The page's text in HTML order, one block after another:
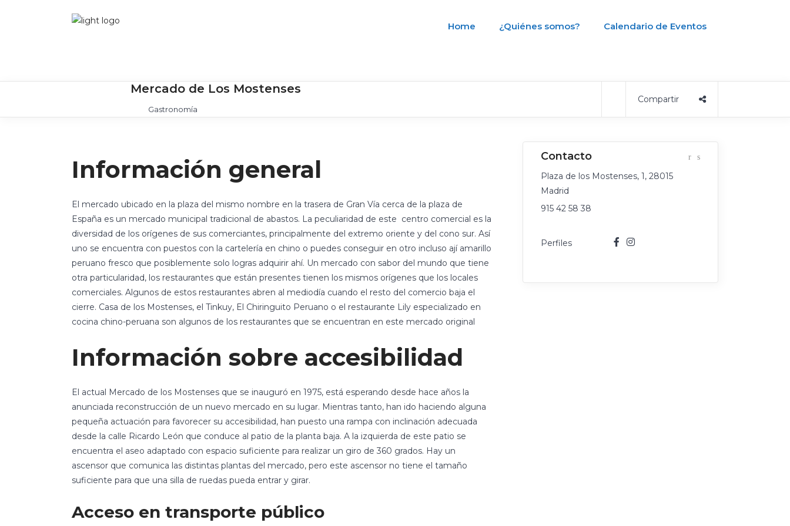
Home ¿Quiénes somos? Calendario de Eventos
Mercado de Los Mostenses
Gastronomía
Información general
El mercado ubicado en la plaza del mismo nombre en la trasera de Gran Vía cerca de la plaza de
España es un mercado municipal tradicional de abastos. La peculiaridad de este centro comercial es la
diversidad de los orígenes de sus comerciantes, principalmente del extremo oriente y del cono sur. Así
uno se encuentra con puestos con la cartelería en chino o puedes conseguir en otro incluso ají amarillo
peruano fresco que posiblemente solo logras adquirir ahí. Un mercado con sabor del mundo que tiene
otra particularidad, los restaurantes que están presentes tienen los mismos orígenes que los locales
comerciales. Algunos de estos restaurantes abren al mediodía cuando el resto del comercio baja el
cierre. Casa de los Mostenses, el Tinkuy, El Chiringuito Peruano o el restaurante Lily especializado en
cocina chino-peruana son algunos de los restaurantes que se encuentran en este mercado original
Información sobre accesibilidad
El actual Mercado de los Mostenses que se inauguró en 1975, está esperando desde hace años la
anunciada reconstrucción de un nuevo mercado en su lugar. Mientras tanto, han ido haciendo alguna
pequeña actuación para favorecer su accesibilidad, han puesto una rampa con inclinación adecuada
desde la calle Ricardo León que conduce al patio de la planta baja. A la izquierda de este patio se
encuentra el aseo adaptado con espacio suficiente para realizar un giro de 360 grados. Hay un
ascensor que comunica las distintas plantas del mercado, pero este ascensor no tiene el tamaño
suficiente para que una silla de ruedas pueda entrar y girar.
Acceso en transporte público
Plaza de los Mostenses, 1, 28015
Madrid
915 42 58 38